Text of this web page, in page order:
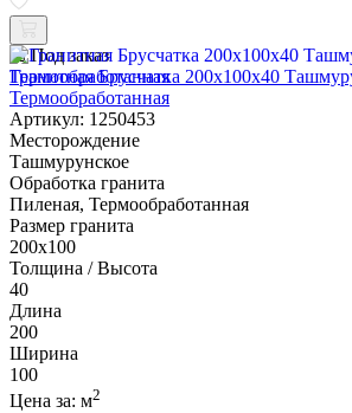
Под заказ
Гранитная Брусчатка 200х100x40
Термообработанная
Артикул: 1250453
Месторождение
Ташмурунское
Обработка гранита
Пиленая, Термообработанная
Размер гранита
200х100
Толщина / Высота
40
Длина
200
Ширина
100
Цена за: м2